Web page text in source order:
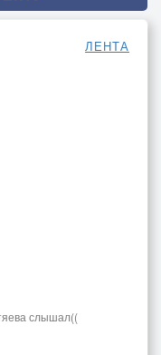
ЛЕНТА
слышал((